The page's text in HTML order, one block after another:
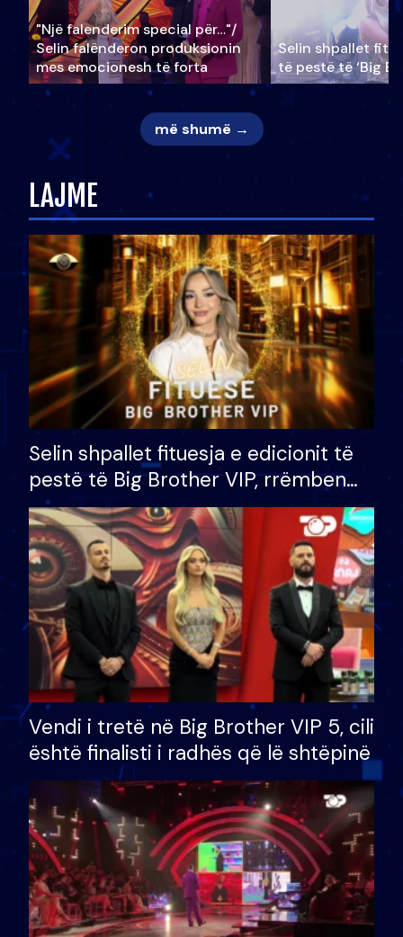
"Një falenderim special për…"/
Selin falënderon produksionin
mes emocionesh të forta
Selin shpallet
të pestë të ‘Big
më shumë →
LAJME
Selin shpallet fituesja e edicionit të
pestë të Big Brother VIP, rrëmben
çmimin e madh prej 100 mijë eurosh
Vendi i tretë në Big Brother VIP 5, cili
është finalisti i radhës që lë shtëpinë